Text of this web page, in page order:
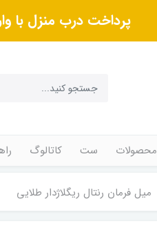
پرداخت درب منزل با
محصولات ست کاتالوگ
میل فرمان رنتال ریگلاژدار طلایی